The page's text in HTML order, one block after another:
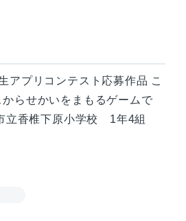
アプリコンテスト応募作品 こ
らせかいをまもるゲームで
立香椎下原小学校 1年4組